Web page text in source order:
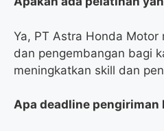
Ya, PT Astra Honda
dan pengembangan bagi
meningkatkan skill dan
Apa deadline pengiriman